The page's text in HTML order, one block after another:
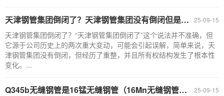
25-09-15
天津钢管集团倒闭了？天津钢管集团没有倒闭但是进行了战略重组
天津钢管集团倒闭了？“天津钢管集团倒闭了”这个说法并不准确，但
它源于公司历史上的两次重大变动，可能会引起误解，简单来说，天
津钢管集团没有倒闭，但经历了重整，并且所有权结构发生了根本性
变化。...
25-09-15
Q345b无缝钢管是16锰无缝钢管（16Mn无缝钢管）吗？